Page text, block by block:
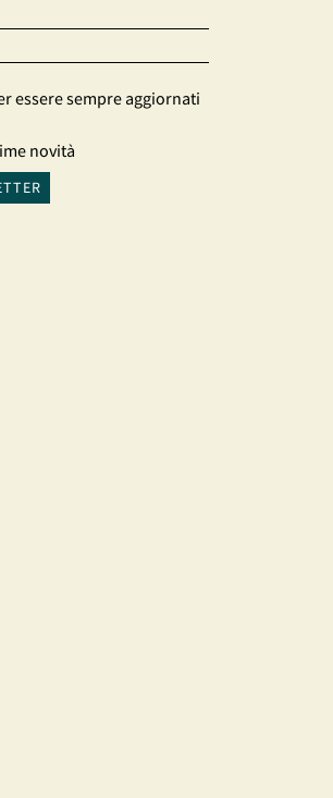
essere sempre aggiornati
novità